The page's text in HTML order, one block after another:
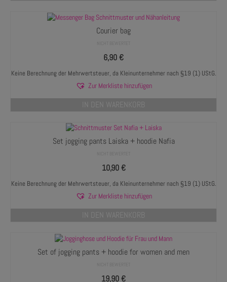
Courier bag
6,90€
Keine Berechnung der Mehrwertsteuer, da Kleinunternehmer nach §19 (1) UStG.
Zur Merkliste hinzufügen
IN DEN WARENKORB
Set jogging pants Laiska + hoodie Nafia
10,90€
Keine Berechnung der Mehrwertsteuer, da Kleinunternehmer nach §19 (1) UStG.
Zur Merkliste hinzufügen
IN DEN WARENKORB
Set of jogging pants + hoodie for women and men
19,90€